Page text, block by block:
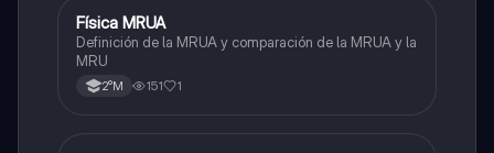
Física
Física MRUA
Definición de la MRUA y comparación de la MRUA y la
MRU
2°M 151 1